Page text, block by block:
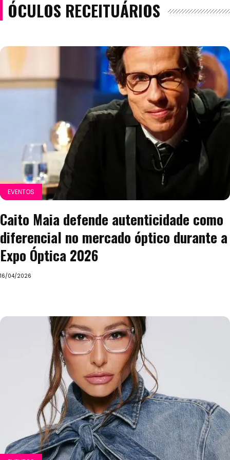
ÓCULOS RECEITUÁRIOS
EVENTOS
Caito Maia defende autenticidade como
diferencial no mercado óptico durante a
Expo Óptica 2026
16/04/2026